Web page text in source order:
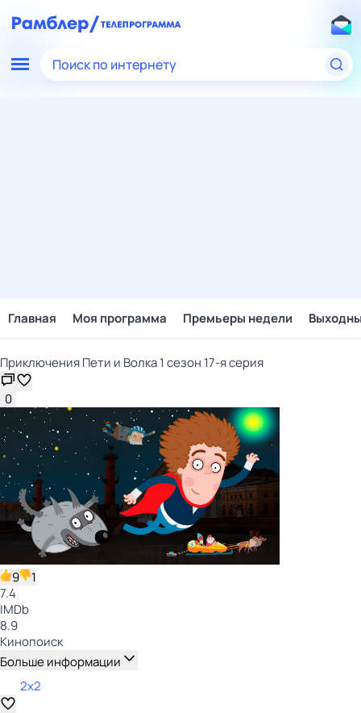
Поиск по интернету
Главная Моя программа Премьеры недели
Приключения Пети и Волка 1 сезон 17-я серия
0
9
1
7.4
IMDb
8.9
Кинопоиск
Больше информации
2x2